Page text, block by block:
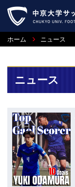
ホーム ニュース
ニュース